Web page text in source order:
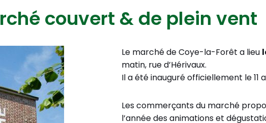
couvert & de plein vent
Le marché de Coye-la-Forêt a lieu
matin, rue d’Hérivaux.
Il a été inauguré officiellement le 11
Les commerçants du marché
l’année des animations et